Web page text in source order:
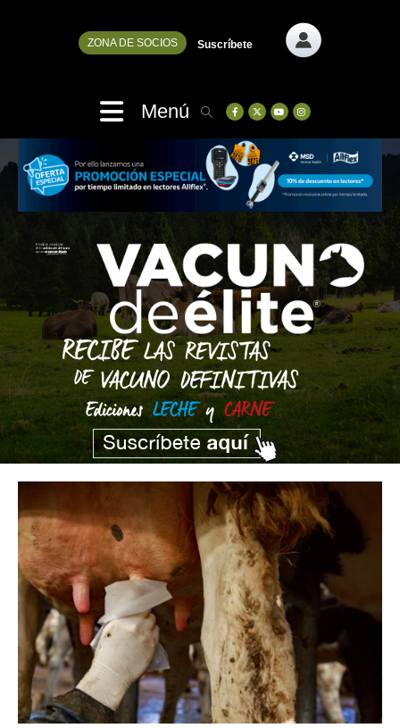
ZONA DE SOCIOS Suscríbete
Menú